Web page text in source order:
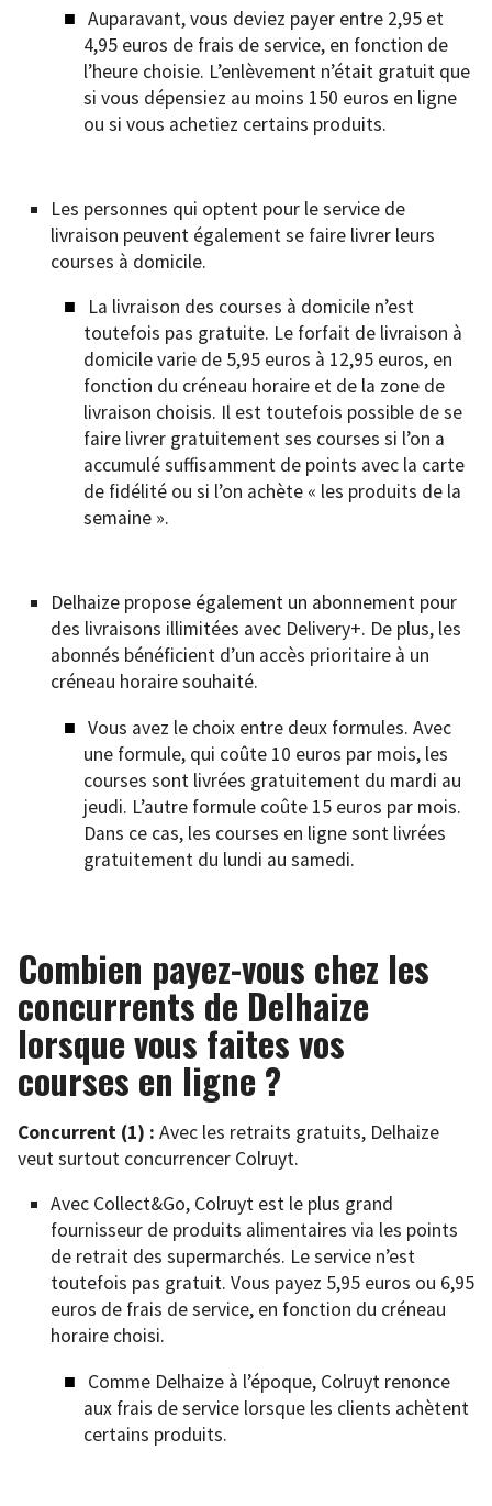
Auparavant, vous deviez payer entre 2,95 et
4,95 euros de frais de service, en fonction de
l’heure choisie. L’enlèvement n’était gratuit que
si vous dépensiez au moins 150 euros en ligne
ou si vous achetiez certains produits.
Les personnes qui optent pour le service de
livraison peuvent également se faire livrer leurs
courses à domicile.
La livraison des courses à domicile n’est
toutefois pas gratuite. Le forfait de livraison à
domicile varie de 5,95 euros à 12,95 euros, en
fonction du créneau horaire et de la zone de
livraison choisis. Il est toutefois possible de se
faire livrer gratuitement ses courses si l’on a
accumulé suffisamment de points avec la carte
de fidélité ou si l’on achète « les produits de la
semaine ».
Delhaize propose également un abonnement pour
des livraisons illimitées avec Delivery+. De plus, les
abonnés bénéficient d’un accès prioritaire à un
créneau horaire souhaité.
Vous avez le choix entre deux formules. Avec
une formule, qui coûte 10 euros par mois, les
courses sont livrées gratuitement du mardi au
jeudi. L’autre formule coûte 15 euros par mois.
Dans ce cas, les courses en ligne sont livrées
gratuitement du lundi au samedi.
Combien payez-vous chez les
concurrents de Delhaize
lorsque vous faites vos
courses en ligne ?
Concurrent (1) : Avec les retraits gratuits, Delhaize
veut surtout concurrencer Colruyt.
Avec Collect&Go, Colruyt est le plus grand
fournisseur de produits alimentaires via les points
de retrait des supermarchés. Le service n’est
toutefois pas gratuit. Vous payez 5,95 euros ou 6,95
euros de frais de service, en fonction du créneau
horaire choisi.
Comme Delhaize à l’époque, Colruyt renonce
aux frais de service lorsque les clients achètent
certains produits.